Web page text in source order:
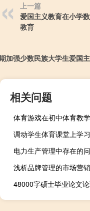
上一篇
爱国主义教育在小学
教育
加强少数民族大学生爱国
相关问题